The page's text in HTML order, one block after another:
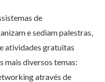
de
e sediam palestras,
atividades gratuitas
mais diversos temas:
através de